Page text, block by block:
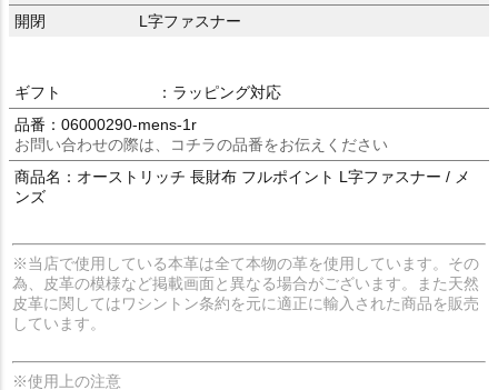
開閉
L字ファスナー
ギフト
：ラッピング対応
品番：06000290-mens-1r
お問い合わせの際は、コチラの品番をお伝えください
商品名：オーストリッチ 長財布 フルポイント L字ファスナー / メ
ンズ
※当店で使用している本革は全て本物の革を使用しています。その
為、皮革の模様など掲載画面と異なる場合がございます。また天然
皮革に関してはワシントン条約を元に適正に輸入された商品を販売
しています。
※使用上の注意